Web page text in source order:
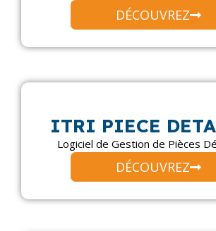
DÉCOUVREZ
ITRI PIECE
Logiciel de Gestion de Pièces
DÉCOUVREZ